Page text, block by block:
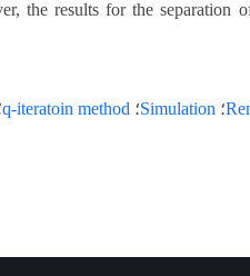
the results for the separation
؛ Simulation؛ q-iteratoin method